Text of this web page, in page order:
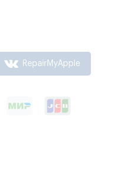
RepairMyApple